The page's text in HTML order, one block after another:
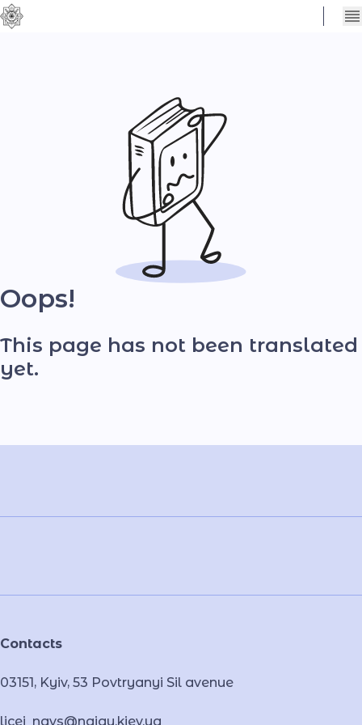
Контраст
Oops!
This page has not been translated
yet.
Contacts
03151, Kyiv, 53 Povtryanyi Sil avenue
licei_navs@naiau.kiev.ua